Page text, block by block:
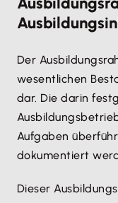
Der
wesentlichen
dar. Die darin
Aufgaben
dokumentiert
Dieser